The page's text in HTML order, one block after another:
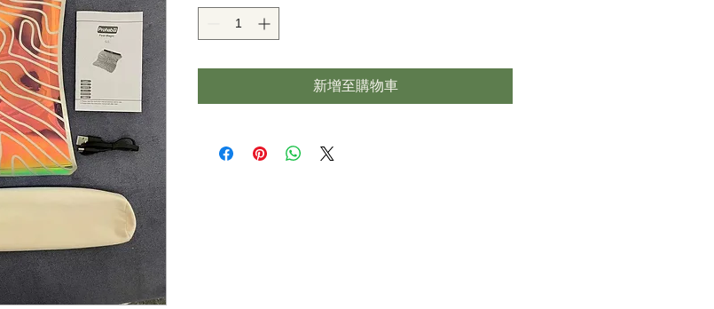
格
新增至購物車